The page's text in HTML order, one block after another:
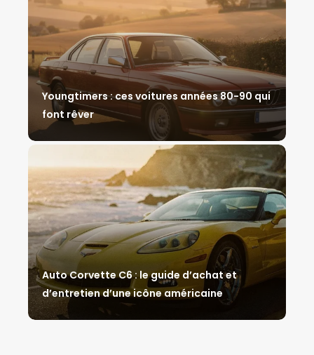
Youngtimers : ces voitures années 80-90 qui
font rêver
Auto Corvette C6 : le guide d’achat et
d’entretien d’une icône américaine